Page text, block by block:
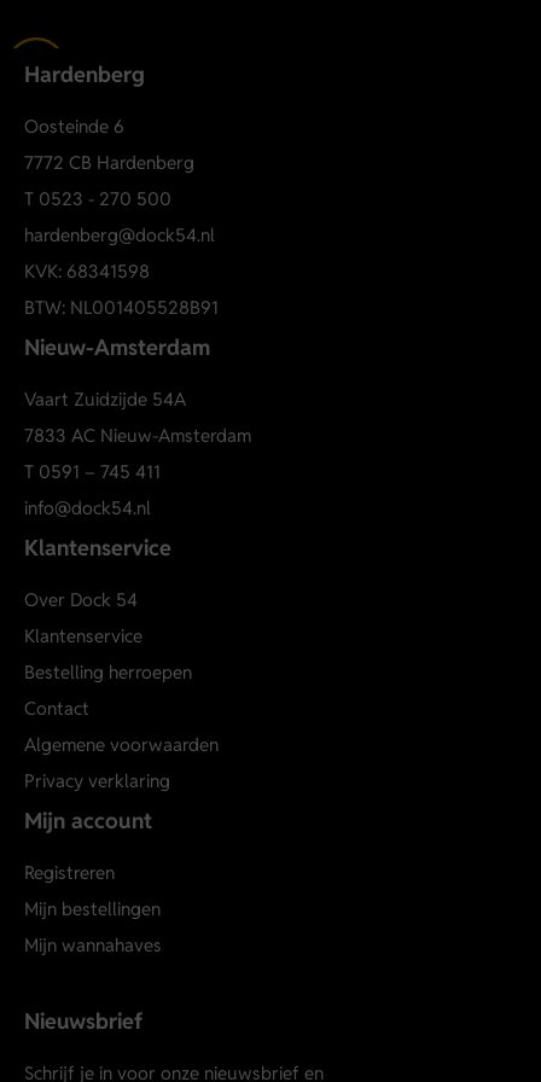
2% elastane
Straight fit
Comfort stretch denim
Lichtgrijze denim wassing
Five-pocket model
Hardenberg
Oosteinde 6
7772 CB Hardenberg
T 0523 - 270 500
hardenberg@dock54.nl
KVK: 68341598
BTW: NL001405528B91
Nieuw-Amsterdam
Vaart Zuidzijde 54A
7833 AC Nieuw-Amsterdam
T 0591 – 745 411
info@dock54.nl
Klantenservice
Over Dock 54
Klantenservice
Bestelling herroepen
Contact
Algemene voorwaarden
Privacy verklaring
Mijn account
Registreren
Mijn bestellingen
Mijn wannahaves
Nieuwsbrief
Schrijf je in voor onze nieuwsbrief en